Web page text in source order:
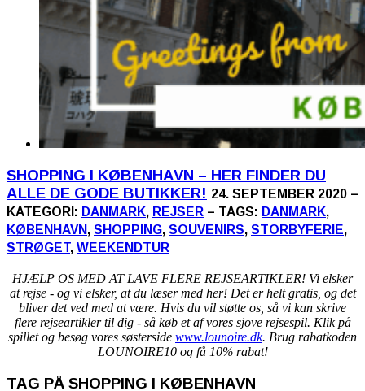
SHOPPING I KØBENHAVN – HER FINDER DU
ALLE DE GODE BUTIKKER! 24. SEPTEMBER 2020 –
KATEGORI: DANMARK, REJSER – TAGS: DANMARK,
KØBENHAVN, SHOPPING, SOUVENIRS, STORBYFERIE,
STRØGET, WEEKENDTUR
HJÆLP OS MED AT LAVE FLERE REJSEARTIKLER! Vi elsker
at rejse - og vi elsker, at du læser med her! Det er helt gratis, og det
bliver det ved med at være. Hvis du vil støtte os, så vi kan skrive
flere rejseartikler til dig - så køb et af vores sjove rejsespil. Klik på
spillet og besøg vores søsterside www.lounoire.dk. Brug rabatkoden
LOUNOIRE10 og få 10% rabat!
TAG PÅ SHOPPING I KØBENHAVN